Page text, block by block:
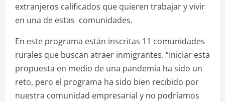
extranjeros calificados que quieren trabajar y vivir
en una de estas comunidades.
En este programa están inscritas 11 comunidades
rurales que buscan atraer inmigrantes. “Iniciar esta
propuesta en medio de una pandemia ha sido un
reto, pero el programa ha sido bien recibido por
nuestra comunidad empresarial y no podríamos